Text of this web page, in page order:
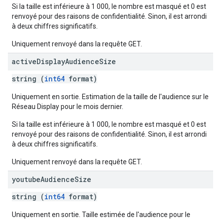
Si la taille est inférieure à 1 000, le nombre est masqué et 0 est
renvoyé pour des raisons de confidentialité. Sinon, il est arrondi
à deux chiffres significatifs.
Uniquement renvoyé dans la requête GET.
activeDisplayAudienceSize
string (int64 format)
Uniquement en sortie. Estimation de la taille de l'audience sur le
Réseau Display pour le mois dernier.
Si la taille est inférieure à 1 000, le nombre est masqué et 0 est
renvoyé pour des raisons de confidentialité. Sinon, il est arrondi
à deux chiffres significatifs.
Uniquement renvoyé dans la requête GET.
youtubeAudienceSize
string (int64 format)
Uniquement en sortie. Taille estimée de l'audience pour le